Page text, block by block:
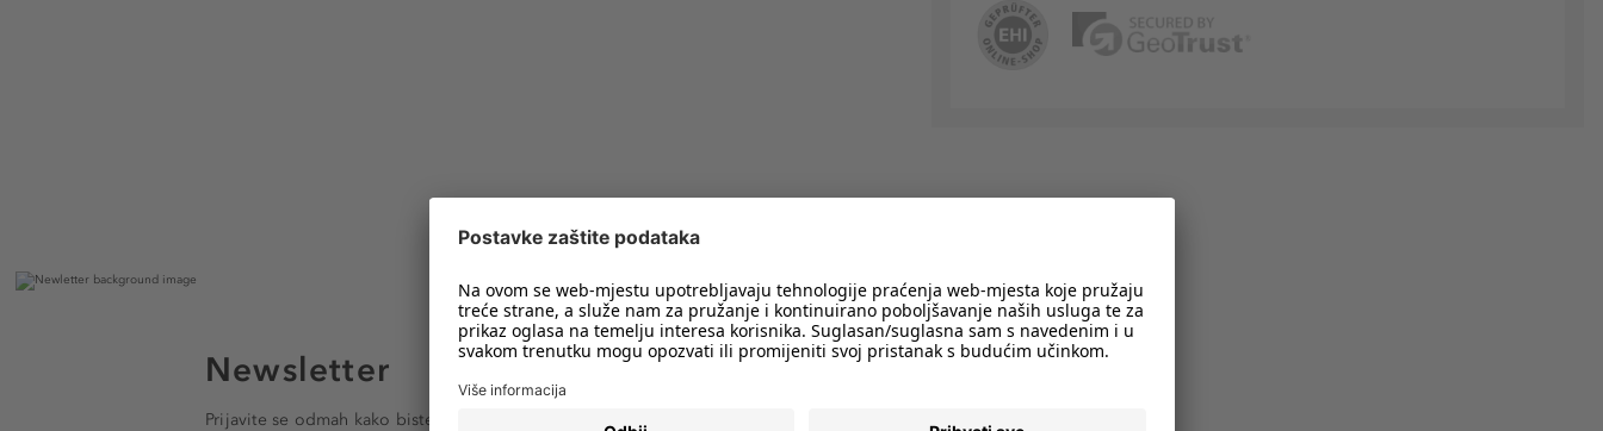
Newsletter
Prijavite se odmah kako biste e-mailom primali obavijesti o svim trendovima i